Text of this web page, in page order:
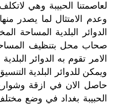
لعاصمتنا
الحبيبة وهي لاتكلف
وعدم
الامتثال لما يصدر منها
الدوائر
البلدية المساحة
صحاب محل بتنظيف
الامر تقوم به الدوائر البلدية
ويمكن للدوائر البلدية
حاصل
الان في ازقة
الحبيبة بغداد في وضع